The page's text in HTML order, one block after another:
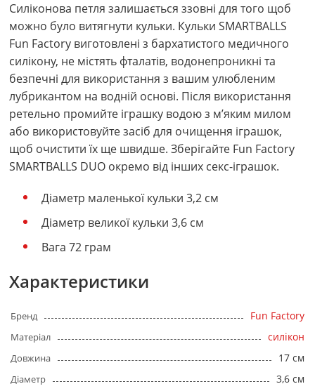
Силіконова петля залишається ззовні для того щоб
можно було витягнути кульки. Кульки SMARTBALLS
Fun Factory виготовлені з бархатистого медичного
силікону, не містять фталатів, водонепроникні та
безпечні для використання з вашим улюбленим
лубрикантом на водній основі. Після використання
ретельно промийте іграшку водою з м’яким милом
або використовуйте засіб для очищення іграшок,
щоб очистити їх ще швидше. Зберігайте Fun Factory
SMARTBALLS DUO окремо від інших секс-іграшок.
Діаметр маленької кульки 3,2 см
Діаметр великої кульки 3,6 см
Вага 72 грам
Характеристики
Бренд Fun Factory
Матеріал силікон
Довжина 17 см
Діаметр 3,6 см